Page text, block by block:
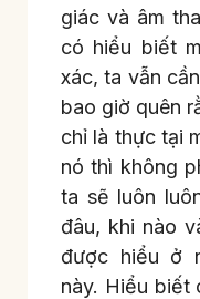
giác và âm
có hiểu biết
xác, ta vẫn
bao giờ quên
chỉ là thực tại
nó thì không
ta sẽ luôn
đâu, khi nào
được hiểu ở
này. Hiểu biết